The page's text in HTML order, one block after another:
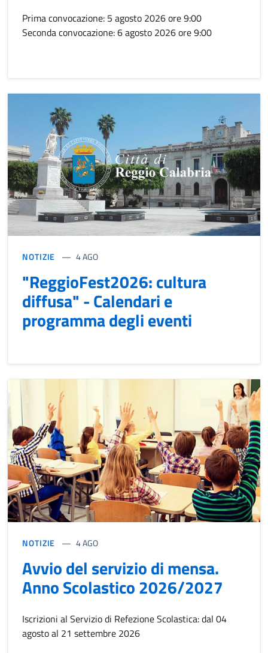
Prima convocazione: 5 agosto 2026 ore 9:00
Seconda convocazione: 6 agosto 2026 ore 9:00
NOTIZIE 4 AGO
"ReggioFest2026: cultura
diffusa" - Calendari e
programma degli eventi
NOTIZIE 4 AGO
Avvio del servizio di mensa.
Anno Scolastico 2026/2027
Iscrizioni al Servizio di Refezione Scolastica: dal 04
agosto al 21 settembre 2026